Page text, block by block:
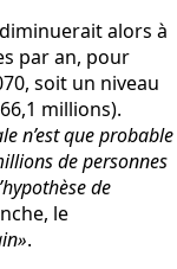
alors à
par an, pour
soit un niveau
millions).
n’est que probable
de personnes
de
le
.